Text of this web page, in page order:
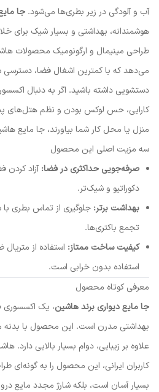
آب و آلودگی در زیر بطری‌ها می‌شود. جا
هوشمندانه، بهداشتی و بسیار شیک
طراحی مینیمال و ارگونومیک محصولات
می‌دهد که با کمترین اشغال فضا، دسترسی
دستشویی داشته باشید. اگر به دنبال
کارایی، حس لوکس بودن و نظم هتل‌های
منزل یا محل کار شما بیاورند، جا مایع
سه مزیت اصلی این محصول
صرفه‌جویی حداکثری در فضا: آزاد
دکوراتیو و شیک‌تر.
بهداشت برتر: جلوگیری از تماس بطری
تجمع باکتری‌ها.
کیفیت ساخت ممتاز: استفاده از
استفاده بدون خرابی است.
معرفی کوتاه محصول
جا مایع دیواری برند هاشین، یک
بهداشتی مدرن است. این محصول با بدنه
علاوه بر زیبایی، دوام بسیار بالایی دارد.
کاربران ایرانی، این محصول را به گونه‌ای
بسیار آسان است، بلکه شارژ مجدد مایع